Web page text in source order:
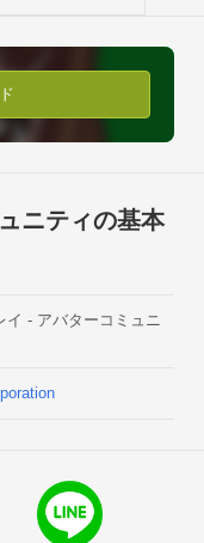
やって来ました！
ても幸せ～
を集めると、VIPに
VIPにしか体験でき
できるアイテムの最
、アニメーションガ
特典をご提供！
だけで、自分そっく
ニティの基本
イ - アバターコミュニ